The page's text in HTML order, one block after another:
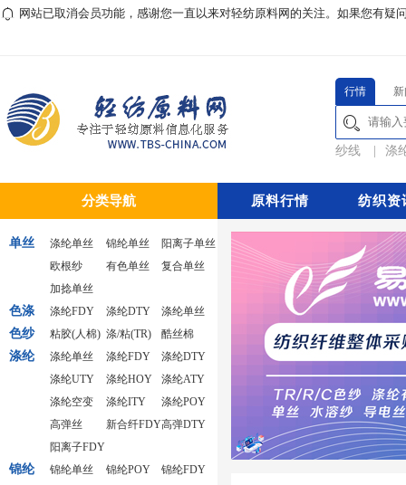
网站已取消会员功能，感谢您一直以来对轻纺原料网的关注。如果您有疑
行情
纱线 涤
分类导航 原料行情 纺织资
单丝 涤纶单丝 锦纶单丝
阳离子单丝
欧根纱
有色单丝
复合单丝
加捻单丝
色涤 涤纶FDY 涤纶DTY 涤纶单丝
色纱 粘胶(人棉) 涤/粘(TR) 酷丝棉
涤纶 涤纶单丝 涤纶FDY
涤纶DTY
涤纶UTY
涤纶HOY
涤纶ATY
涤纶空变
涤纶ITY
涤纶POY
高弹丝
新合纤FDY高弹DTY
阳离子FDY
锦纶 锦纶单丝 锦纶POY
锦纶FDY